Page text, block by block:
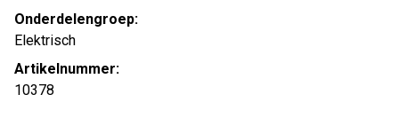
Onderdelengroep:
Elektrisch
Artikelnummer:
10378